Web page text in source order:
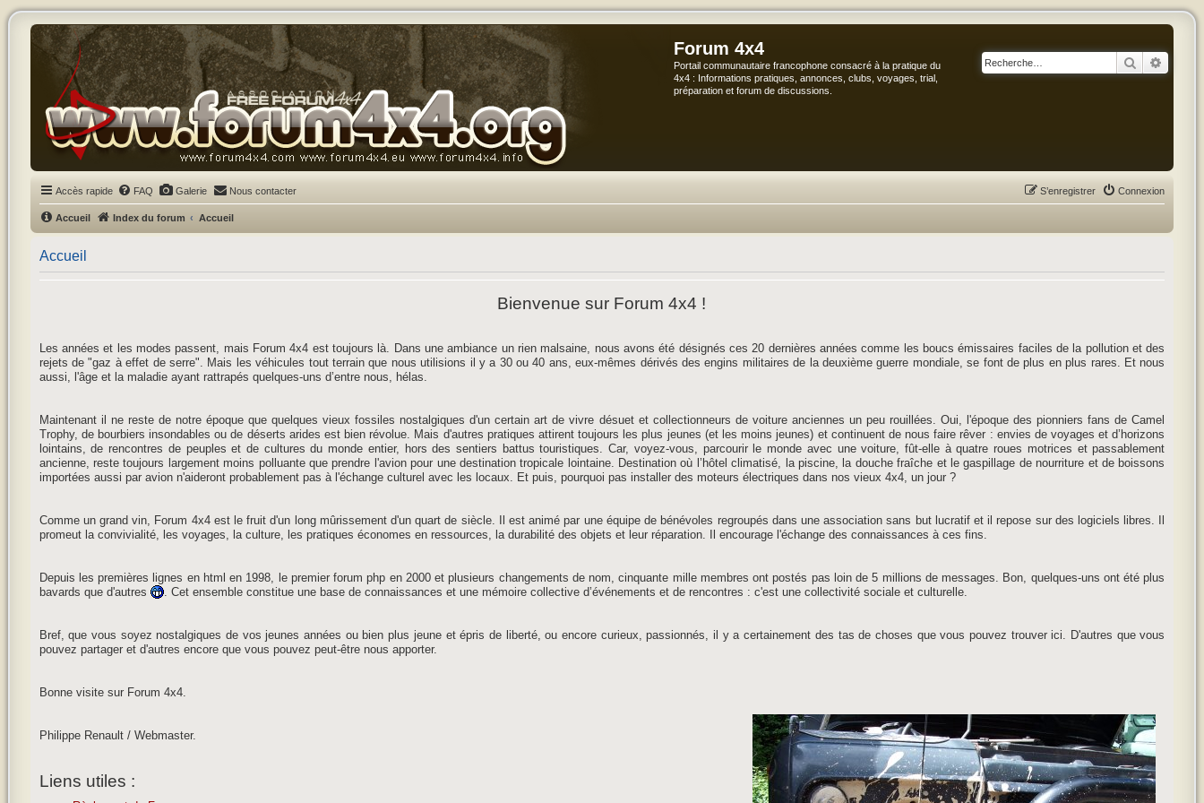
Forum 4x4
Portail communautaire francophone consacré à la pratique du
4x4 : Informations pratiques, annonces, clubs, voyages, trial,
préparation et forum de discussions.
Rechercher
Accès rapide FAQ Galerie Nous contacter Connexion
S’enregistrer
Accueil Index du forum Accueil
Accueil
Bienvenue sur Forum 4x4 !
Les années et les modes passent, mais Forum 4x4 est toujours là. Dans une ambiance un rien malsaine, nous avons été désignés ces 20 dernières années comme les boucs émissaires faciles de la pollution et des
rejets de "gaz à effet de serre". Mais les véhicules tout terrain que nous utilisions il y a 30 ou 40 ans, eux-mêmes dérivés des engins militaires de la deuxième guerre mondiale, se font de plus en plus rares. Et nous
aussi, l'âge et la maladie ayant rattrapés quelques-uns d’entre nous, hélas.
Maintenant il ne reste de notre époque que quelques vieux fossiles nostalgiques d'un certain art de vivre désuet et collectionneurs de voiture anciennes un peu rouillées. Oui, l'époque des pionniers fans de Camel
Trophy, de bourbiers insondables ou de déserts arides est bien révolue. Mais d'autres pratiques attirent toujours les plus jeunes (et les moins jeunes) et continuent de nous faire rêver : envies de voyages et d’horizons
lointains, de rencontres de peuples et de cultures du monde entier, hors des sentiers battus touristiques. Car, voyez-vous, parcourir le monde avec une voiture, fût-elle à quatre roues motrices et passablement
ancienne, reste toujours largement moins polluante que prendre l'avion pour une destination tropicale lointaine. Destination où l’hôtel climatisé, la piscine, la douche fraîche et le gaspillage de nourriture et de boissons
importées aussi par avion n'aideront probablement pas à l'échange culturel avec les locaux. Et puis, pourquoi pas installer des moteurs électriques dans nos vieux 4x4, un jour ?
Comme un grand vin, Forum 4x4 est le fruit d'un long mûrissement d'un quart de siècle. Il est animé par une équipe de bénévoles regroupés dans une association sans but lucratif et il repose sur des logiciels libres. Il
promeut la convivialité, les voyages, la culture, les pratiques économes en ressources, la durabilité des objets et leur réparation. Il encourage l'échange des connaissances à ces fins.
Depuis les premières lignes en html en 1998, le premier forum php en 2000 et plusieurs changements de nom, cinquante mille membres ont postés pas loin de 5 millions de messages. Bon, quelques-uns ont été plus
bavards que d'autres
. Cet ensemble constitue une base de connaissances et une mémoire collective d’événements et de rencontres : c'est une collectivité sociale et culturelle.
Bref, que vous soyez nostalgiques de vos jeunes années ou bien plus jeune et épris de liberté, ou encore curieux, passionnés, il y a certainement des tas de choses que vous pouvez trouver ici. D'autres que vous
pouvez partager et d'autres encore que vous pouvez peut-être nous apporter.
Bonne visite sur Forum 4x4.
Philippe Renault / Webmaster.
Liens utiles :